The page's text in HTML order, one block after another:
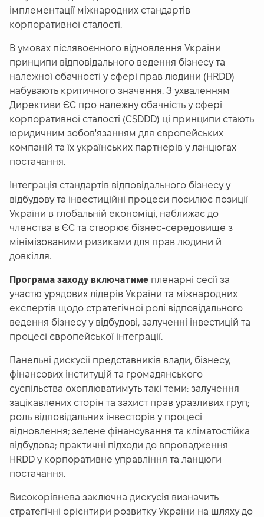
імплементації міжнародних стандартів
корпоративної сталості.
В умовах післявоєнного відновлення України
принципи відповідального ведення бізнесу та
належної обачності у сфері прав людини (HRDD)
набувають критичного значення. З ухваленням
Директиви ЄС про належну обачність у сфері
корпоративної сталості (CSDDD) ці принципи стають
юридичним зобов'язанням для європейських
компаній та їх українських партнерів у ланцюгах
постачання.
Інтеграція стандартів відповідального бізнесу у
відбудову та інвестиційні процеси посилює позиції
України в глобальній економіці, наближає до
членства в ЄС та створює бізнес-середовище з
мінімізованими ризиками для прав людини й
довкілля.
Програма заходу включатиме пленарні сесії за
участю урядових лідерів України та міжнародних
експертів щодо стратегічної ролі відповідального
ведення бізнесу у відбудові, залученні інвестицій та
процесі європейської інтеграції.
Панельні дискусії представників влади, бізнесу,
фінансових інституцій та громадянського
суспільства охоплюватимуть такі теми: залучення
зацікавлених сторін та захист прав уразливих груп;
роль відповідальних інвесторів у процесі
відновлення; зелене фінансування та кліматостійка
відбудова; практичні підходи до впровадження
HRDD у корпоративне управління та ланцюги
постачання.
Високорівнева заключна дискусія визначить
стратегічні орієнтири розвитку України на шляху до